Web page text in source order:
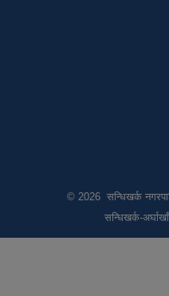
© 2026 सन्धिखर्क
सन्धिखर्क-